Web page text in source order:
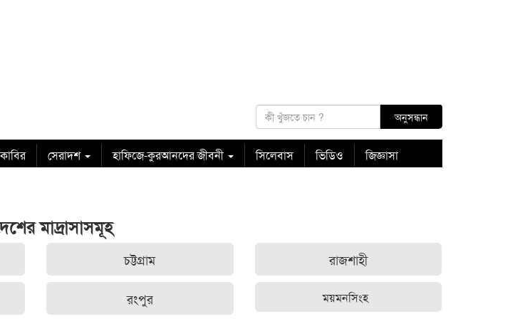
সেরাদশ হাফিজে-কুরআনদের জীবনী সিলেবাস ভিডিও জিজ্ঞাসা
মাদ্রাসাসমূহ
চট্টগ্রাম রাজশাহী
রংপুর ময়মনসিংহ